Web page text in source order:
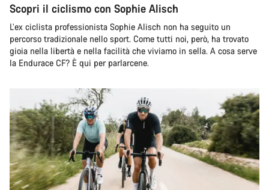
Scopri il ciclismo con Sophie Alisch
L’ex ciclista professionista Sophie Alisch non ha seguito un
percorso tradizionale nello sport. Come tutti noi, però, ha trovato
gioia nella libertà e nella facilità che viviamo in sella. A cosa serve
la Endurace CF? È qui per parlarcene.